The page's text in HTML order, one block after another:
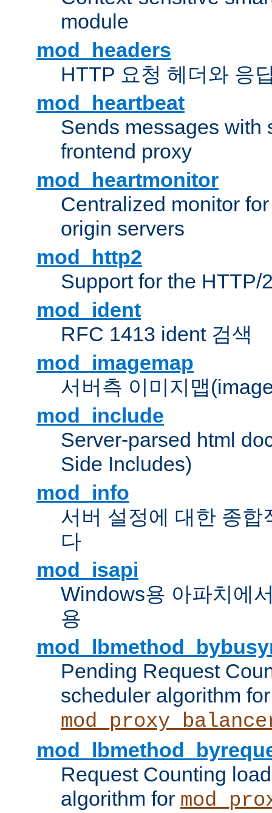
module
mod_headers
HTTP 요청 헤더와 응
mod_heartbeat
Sends messages with
frontend proxy
mod_heartmonitor
Centralized monitor
origin servers
mod_http2
Support for the HTTP/
mod_ident
RFC 1413 ident 검색
mod_imagemap
서버측 이미지맵
mod_include
Server-parsed html
Side Includes)
mod_info
서버 설정에 대한 종합
다
mod_isapi
Windows용 아파치에
용
Pending Request
scheduler algorithm for
Request Counting
algorithm for